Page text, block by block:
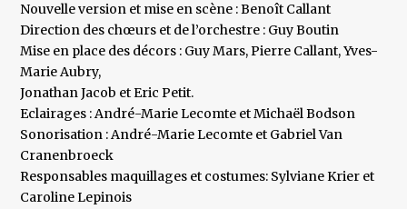
Nouvelle version et mise en scène : Benoît Callant
Direction des chœurs et de l’orchestre : Guy Boutin
Mise en place des décors : Guy Mars, Pierre Callant, Yves-
Marie Aubry,
Jonathan Jacob et Eric Petit.
Eclairages : André-Marie Lecomte et Michaël Bodson
Sonorisation : André-Marie Lecomte et Gabriel Van
Cranenbroeck
Responsables maquillages et costumes: Sylviane Krier et
Caroline Lepinois